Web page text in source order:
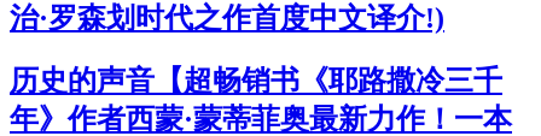
治·罗森划时代之作首度中文译介!)
历史的声音【超畅销书《耶路撒冷三千
年》作者西蒙·蒙蒂菲奥最新力作！一本